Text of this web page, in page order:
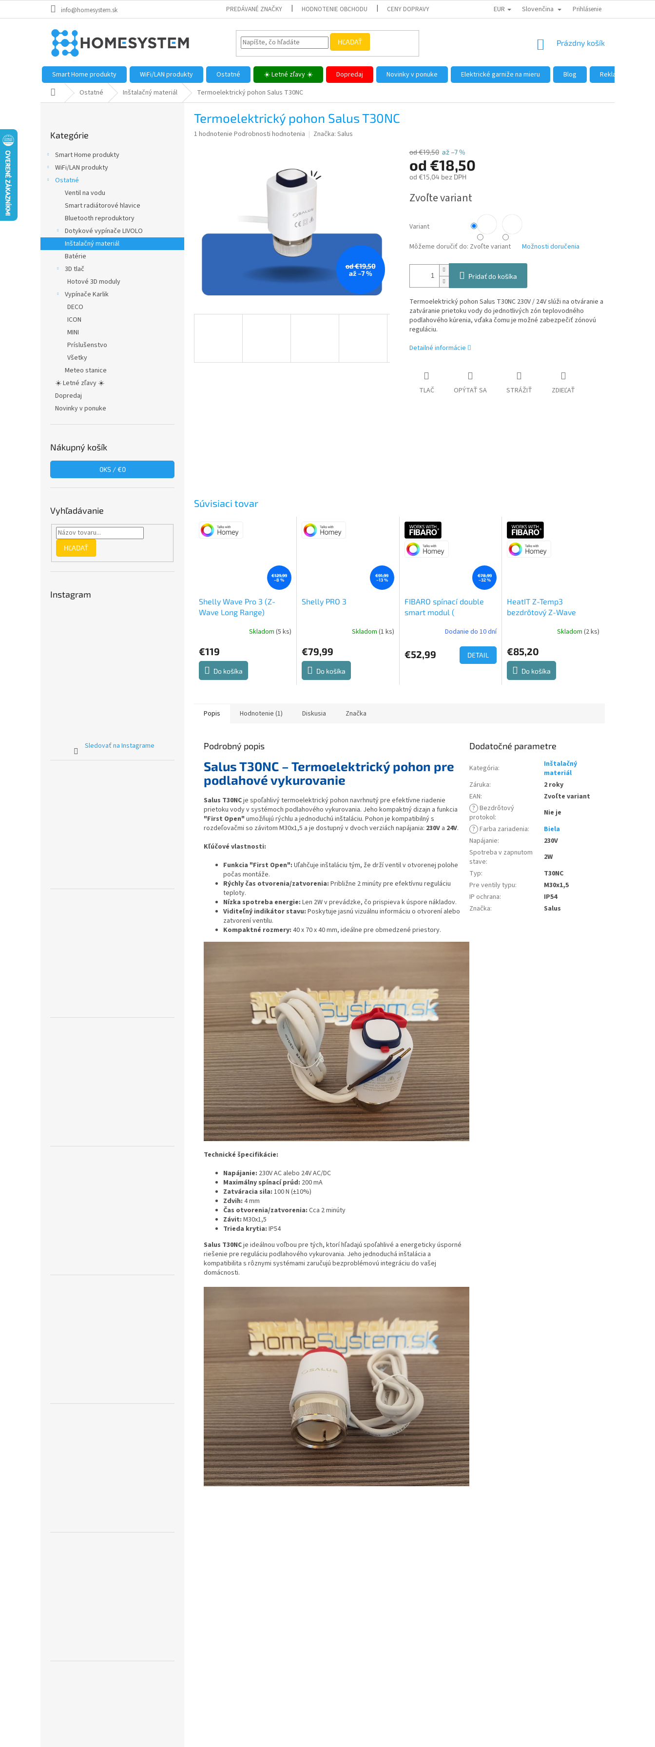
info@homesystem.sk PREDÁVANÉ ZNAČKY HODNOTENIE OBCHODU CENY DOPRAVY DÔVODY NÁKUPU U NÁS AKO NAKUPOVAŤ VEĽKOOBCHOD
EUR Slovenčina Prihlásenie
HĽADAŤ
NÁKUPNÝ
Prázdny košík
Smart Home produkty WiFi/LAN produkty Ostatné ☀️ Letné zľavy ☀️ Dopredaj Novinky v ponuke Elektrické garniže na mieru Blog
Reklamácie a
Domov Ostatné Inštalačný materiál Termoelektrický pohon Salus T30NC
kategórie
Kategórie
Smart Home produkty
WiFi/LAN produkty
Ostatné
Ventil na vodu
Smart radiátorové hlavice
Bluetooth reproduktory
Dotykové vypínače LIVOLO
Inštalačný materiál
Batérie
3D tlač
Hotové 3D moduly
Vypínače Karlik
DECO
ICON
MINI
Príslušenstvo
Všetky
Meteo stanice
☀️ Letné zľavy ☀️
Dopredaj
Novinky v ponuke
Nákupný košík
0KS /€0
Vyhľadávanie
HĽADAŤ
Instagram
Sledovať na Instagrame
Termoelektrický pohon Salus T30NC
Priemerné
1 hodnotenie Podrobnosti hodnotenia Značka: Salus
od €19,50
až –7 %
od €19,50 až –7 %
od €18,50
od €15,04 bez DPH
cena:
Zvoľte variant
Variant
Môžeme doručiť do: Zvoľte variant Možnosti doručenia
Pridať do košíka
Termoelektrický pohon Salus T30NC 230V / 24V slúži na otváranie a
zatváranie prietoku vody do jednotlivých zón teplovodného
podlahového kúrenia, vďaka čomu je možné zabezpečiť zónovú
reguláciu.
Detailné informácie
TLAČ OPÝTAŤ SA STRÁŽIŤ ZDIEĽAŤ
Súvisiaci tovar
€129,99
–8 %
Shelly Wave Pro 3 (Z-
Wave Long Range)
Skladom (5 ks)
€119
Do košíka
€91,99
–13 %
Shelly PRO 3
produktu
je
5,0
z
Skladom (1 ks)
€79,99
Do košíka
€78,99
–32 %
FIBARO spínací double
smart modul (
produktu
je
Dodanie do 10 dní
€52,99 DETAIL
HeatIT Z-Temp3
bezdrôtový Z-Wave
Skladom (2 ks)
€85,20
Do košíka
Popis Hodnotenie (1) Diskusia Značka
Podrobný popis
Salus T30NC – Termoelektrický pohon pre
podlahové vykurovanie
Salus T30NCje spoľahlivý termoelektrický pohon navrhnutý pre efektívne riadenie
prietoku vody v systémoch podlahového vykurovania. Jeho kompaktný dizajn a funkcia
"First Open" umožňujú rýchlu a jednoduchú inštaláciu. Pohon je kompatibilný s
rozdeľovačmi so závitom M30x1,5 a je dostupný v dvoch verziách napájania: 230V a 24V.
Kľúčové vlastnosti:
Funkcia "First Open": Uľahčuje inštaláciu tým, že drží ventil v otvorenej polohe
počas montáže.
Rýchly čas otvorenia/zatvorenia: Približne 2 minúty pre efektívnu reguláciu
teploty.
Nízka spotreba energie: Len 2W v prevádzke, čo prispieva k úspore nákladov.
Viditeľný indikátor stavu: Poskytuje jasnú vizuálnu informáciu o otvorení alebo
zatvorení ventilu.
Kompaktné rozmery: 40 x 70 x 40 mm, ideálne pre obmedzené priestory.
Technické špecifikácie:
Napájanie: 230V AC alebo 24V AC/DC
Maximálny spínací prúd: 200 mA
Zatváracia sila: 100 N (±10%)
Zdvih: 4 mm
Čas otvorenia/zatvorenia: Cca 2 minúty
Závit: M30x1,5
Trieda krytia: IP54
Salus T30NCje ideálnou voľbou pre tých, ktorí hľadajú spoľahlivé a energeticky úsporné
riešenie pre reguláciu podlahového vykurovania. Jeho jednoduchá inštalácia a
kompatibilita s rôznymi systémami zaručujú bezproblémovú integráciu do vašej
domácnosti.
Dodatočné parametre
Kategória:
Inštalačný
materiál
Záruka:
2 roky
EAN:
Zvoľte variant
? Bezdrôtový
protokol:
Nie je
? Farba zariadenia:
Biela
Napájanie:
230V
Spotreba v zapnutom
stave:
2W
Typ:
T30NC
Pre ventily typu:
M30x1,5
IP ochrana:
IP54
Značka: Salus